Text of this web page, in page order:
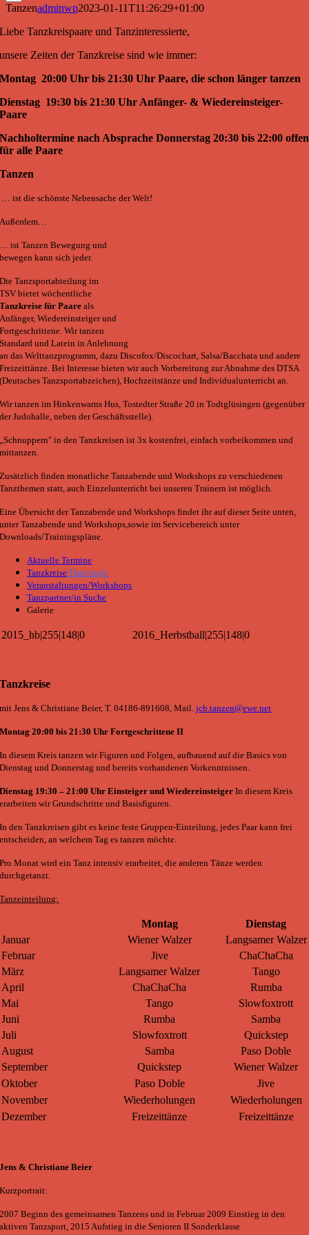
Tanzenadminwp2023-01-11T11:26:29+01:00
Liebe Tanzkreispaare und Tanzinteressierte,
unsere Zeiten der Tanzkreise sind wie immer:
Montag 20:00 Uhr bis 21:30 Uhr Paare, die schon länger tanzen
Dienstag 19:30 bis 21:30 Uhr Anfänger- & Wiedereinsteiger-
Paare
Nachholtermine nach Absprache Donnerstag 20:30 bis 22:00 offen
für alle Paare
Tanzen
… ist die schönste Nebensache der Welt!
Außerdem…
… ist Tanzen Bewegung und
bewegen kann sich jeder.
Die Tanzsportabteilung im
TSV bietet wöchentliche
Tanzkreise für Paare als
Anfänger, Wiedereinsteiger und
Fortgeschrittene. Wir tanzen
Standard und Latein in Anlehnung
an das Welttanzprogramm, dazu Discofox/Discochart, Salsa/Bacchata und andere
Freizeittänze. Bei Interesse bieten wir auch Vorbereitung zur Abnahme des DTSA
(Deutsches Tanzsportabzeichen), Hochzeitstänze und Individualunterricht an.
Wir tanzen im Hinkenwarns Hus, Tostedter Straße 20 in Todtglüsingen (gegenüber
der Judohalle, neben der Geschäftsstelle).
„Schnuppern" in den Tanzkreisen ist 3x kostenfrei, einfach vorbeikommen und
mittanzen.
Zusätzlich finden monatliche Tanzabende und Workshops zu verschiedenen
Tanzthemen statt, auch Einzelunterricht bei unseren Trainern ist möglich.
Eine Übersicht der Tanzabende und Workshops findet ihr auf dieser Seite unten,
unter Tanzabende und Workshops,sowie im Servicebereich unter
Downloads/Trainingspläne.
Aktuelle Termine
Tanzkreise/Dancingle
Veranstaltungen/Workshops
Tanzpartner/in Suche
Galerie
2015_hb|255|148|0 2016_Herbstball|255|148|0
Tanzkreise
mit Jens & Christiane Beier, T. 04186-891608, Mail.jcb.tanzen@ewe.net
Montag 20:00 bis 21:30 Uhr Fortgeschrittene II
In diesem Kreis tanzen wir Figuren und Folgen, aufbauend auf die Basics von
Dienstag und Donnerstag und bereits vorhandenen Vorkenntnissen.
Dienstag 19:30 – 21:00 Uhr Einsteiger und WiedereinsteigerIn diesem Kreis
erarbeiten wir Grundschritte und Basisfiguren.
In den Tanzkreisen gibt es keine feste Gruppen-Einteilung, jedes Paar kann frei
entscheiden, an welchem Tag es tanzen möchte.
Pro Monat wird ein Tanz intensiv erarbeitet, die anderen Tänze werden
durchgetanzt.
Tanzeinteilung:
Montag
Dienstag
Januar
Wiener Walzer
Langsamer Walzer
Februar
Jive
ChaChaCha
März
Langsamer Walzer
Tango
April
ChaChaCha
Rumba
Mai
Tango
Slowfoxtrott
Juni
Rumba
Samba
Juli
Slowfoxtrott
Quickstep
August
Samba
Paso Doble
September
Quickstep
Wiener Walzer
Oktober
Paso Doble
Jive
November
Wiederholungen
Wiederholungen
Dezember
Freizeittänze Freizeittänze
Jens & Christiane Beier
Kurzportrait:
2007 Beginn des gemeinsamen Tanzens und in Februar 2009 Einstieg in den
aktiven Tanzsport, 2015 Aufstieg in die Senioren II Sonderklasse